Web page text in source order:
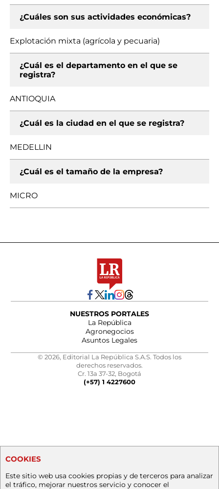
¿Cuáles son sus actividades económicas?
Explotación mixta (agrícola y pecuaria)
¿Cuál es el departamento en el que se
registra?
ANTIOQUIA
¿Cuál es la ciudad en el que se registra?
MEDELLIN
¿Cuál es el tamaño de la empresa?
MICRO
NUESTROS PORTALES
La República
Agronegocios
Asuntos Legales
© 2026, Editorial La República S.A.S. Todos los
derechos reservados.
Cr. 13a 37-32, Bogotá
(+57) 1 4227600
COOKIES
Este sitio web usa cookies propias y de terceros para analizar
el tráfico, mejorar nuestros servicio y conocer el